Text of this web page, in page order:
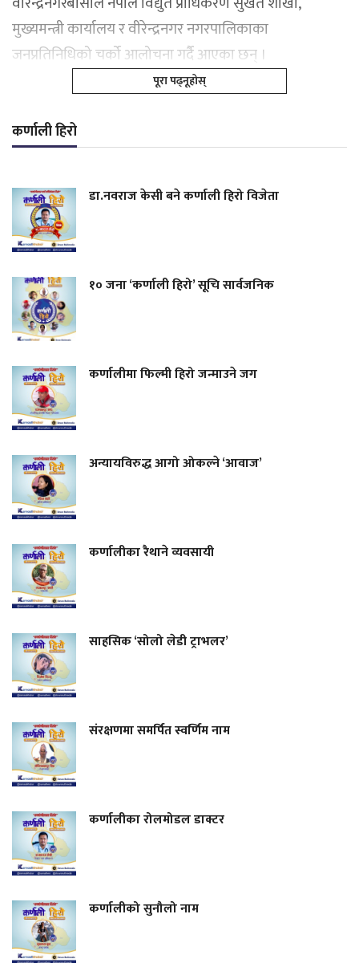
मुख्यमन्त्री कार्यालय र वीरेन्द्रनगर नगरपालिकाका
जनप्रतिनिधिको चर्को आलोचना गर्दै आएका छन् ।
पूरा पढ्नूहोस्
कर्णाली हिरो
डा.नवराज केसी बने कर्णाली हिरो विजेता
१० जना ‘कर्णाली हिरो’ सूचि सार्वजनिक
कर्णालीमा फिल्मी हिरो जन्माउने जग
अन्यायविरुद्ध आगो ओकल्ने ‘आवाज’
कर्णालीका रैथाने व्यवसायी
साहसिक ‘सोलो लेडी ट्राभलर’
संरक्षणमा समर्पित स्वर्णिम नाम
कर्णालीका रोलमोडल डाक्टर
कर्णालीको सुनौलो नाम